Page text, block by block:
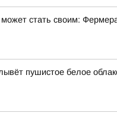
стать своим:
пушистое белое